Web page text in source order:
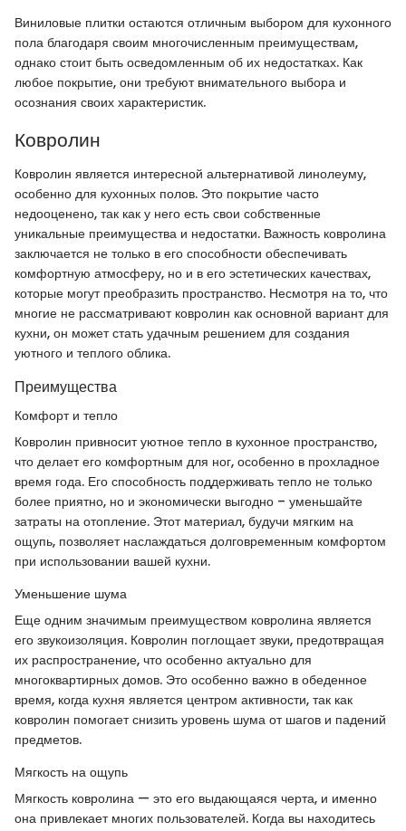
Виниловые плитки остаются отличным выбором для кухонного
пола благодаря своим многочисленным преимуществам,
однако стоит быть осведомленным об их недостатках. Как
любое покрытие, они требуют внимательного выбора и
осознания своих характеристик.
Ковролин
Ковролин является интересной альтернативой линолеуму,
особенно для кухонных полов. Это покрытие часто
недооценено, так как у него есть свои собственные
уникальные преимущества и недостатки. Важность ковролина
заключается не только в его способности обеспечивать
комфортную атмосферу, но и в его эстетических качествах,
которые могут преобразить пространство. Несмотря на то, что
многие не рассматривают ковролин как основной вариант для
кухни, он может стать удачным решением для создания
уютного и теплого облика.
Преимущества
Комфорт и тепло
Ковролин привносит уютное тепло в кухонное пространство,
что делает его комфортным для ног, особенно в прохладное
время года. Его способность поддерживать тепло не только
более приятно, но и экономически выгодно – уменьшайте
затраты на отопление. Этот материал, будучи мягким на
ощупь, позволяет наслаждаться долговременным комфортом
при использовании вашей кухни.
Уменьшение шума
Еще одним значимым преимуществом ковролина является
его звукоизоляция. Ковролин поглощает звуки, предотвращая
их распространение, что особенно актуально для
многоквартирных домов. Это особенно важно в обеденное
время, когда кухня является центром активности, так как
ковролин помогает снизить уровень шума от шагов и падений
предметов.
Мягкость на ощупь
Мягкость ковролина — это его выдающаяся черта, и именно
она привлекает многих пользователей. Когда вы находитесь